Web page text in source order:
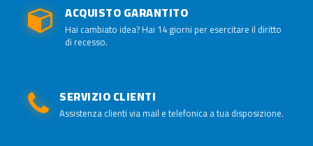
ACQUISTO GARANTITO
Hai cambiato idea? Hai 14 giorni per esercitare il diritto
di recesso.
SERVIZIO CLIENTI
Assistenza clienti via mail e telefonica a tua disposizione.